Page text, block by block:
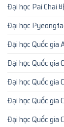
Đại học Pai Chai
Đại học
Đại học Quốc
Đại học Quốc
Đại học Quốc gia
Đại học Quốc gia
Đại học Quốc gia